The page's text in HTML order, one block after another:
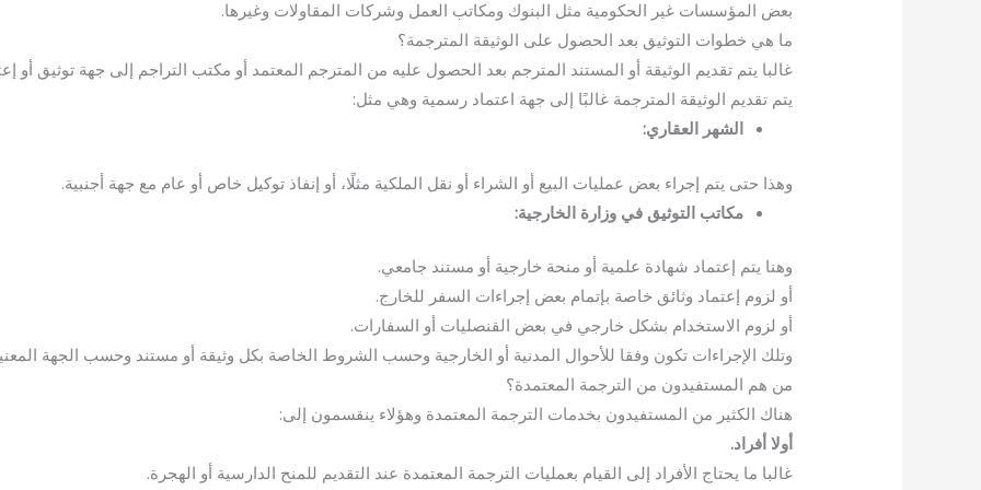
بعض المؤسسات غير الحكومية مثل البنوك ومكاتب العمل وشركات المقاولات وغيرها.
ما هي خطوات التوثيق بعد الحصول على الوثيقة المترجمة؟
غالبا يتم تقديم الوثيقة أو المستند المترجم بعد الحصول عليه من المترجم المعتمد أو مكتب التراجم إلى جهة توثيق أو
يتم تقديم الوثيقة المترجمة غالبًا إلى جهة اعتماد رسمية وهي مثل:
الشهر العقاري:
وهذا حتى يتم إجراء بعض عمليات البيع أو الشراء أو نقل الملكية مثلًا، أو إنفاذ توكيل خاص أو عام مع جهة أجنبية.
مكاتب التوثيق في وزارة الخارجية:
وهنا يتم إعتماد شهادة علمية أو منحة خارجية أو مستند جامعي.
أو لزوم إعتماد وثائق خاصة بإتمام بعض إجراءات السفر للخارج.
أو لزوم الاستخدام بشكل خارجي في بعض القنصليات أو السفارات.
وتلك الإجراءات تكون وفقا للأحوال المدنية أو الخارجية وحسب الشروط الخاصة بكل وثيقة أو مستند وحسب الجهة
من هم المستفيدون من الترجمة المعتمدة؟
هناك الكثير من المستفيدون بخدمات الترجمة المعتمدة وهؤلاء ينقسمون إلى:
أولا أفراد.
غالبا ما يحتاج الأفراد إلى القيام بعمليات الترجمة المعتمدة عند التقديم للمنح الدارسية أو الهجرة.